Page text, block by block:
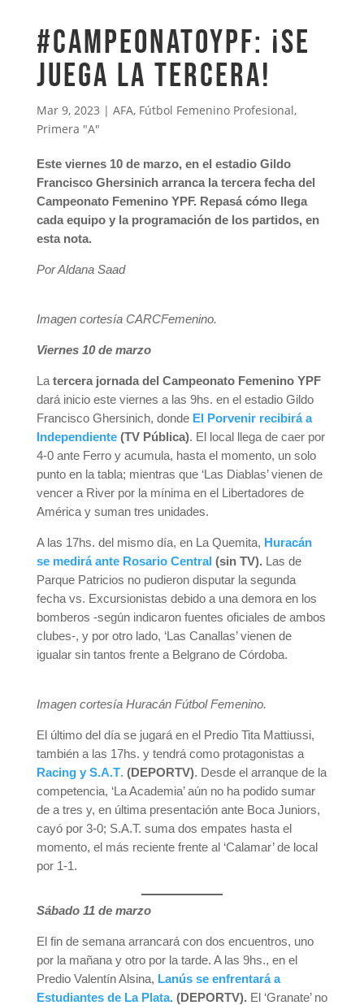
#CampeonatoYPF: ¡Se
juega la tercera!
Mar 9, 2023 | AFA, Fútbol Femenino Profesional,
Primera "A"
Este viernes 10 de marzo, en el estadio Gildo
Francisco Ghersinich arranca la tercera fecha del
Campeonato Femenino YPF. Repasá cómo llega
cada equipo y la programación de los partidos, en
esta nota.
Por Aldana Saad
Imagen cortesía CARCFemenino.
Viernes 10 de marzo
Latercera jornada del Campeonato Femenino YPF
dará inicio este viernes a las 9hs. en el estadio Gildo
Francisco Ghersinich, donde El Porvenir recibirá a
Independiente (TV Pública). El local llega de caer por
4-0 ante Ferro y acumula, hasta el momento, un solo
punto en la tabla; mientras que ‘Las Diablas’ vienen de
vencer a River por la mínima en el Libertadores de
América y suman tres unidades.
A las 17hs. del mismo día, en La Quemita, Huracán
se medirá ante Rosario Central (sin TV). Las de
Parque Patricios no pudieron disputar la segunda
fecha vs. Excursionistas debido a una demora en los
bomberos -según indicaron fuentes oficiales de ambos
clubes-, y por otro lado, ‘Las Canallas’ vienen de
igualar sin tantos frente a Belgrano de Córdoba.
Imagen cortesía Huracán Fútbol Femenino.
El último del día se jugará en el Predio Tita Mattiussi,
también a las 17hs. y tendrá como protagonistas a
Racing y S.A.T. (DEPORTV). Desde el arranque de la
competencia, ‘La Academia’ aún no ha podido sumar
de a tres y, en última presentación ante Boca Juniors,
cayó por 3-0; S.A.T. suma dos empates hasta el
momento, el más reciente frente al ‘Calamar’ de local
por 1-1.
Sábado 11 de marzo
El fin de semana arrancará con dos encuentros, uno
por la mañana y otro por la tarde. A las 9hs., en el
Predio Valentín Alsina, Lanús se enfrentará a
Estudiantes de La Plata. (DEPORTV). El ‘Granate’ no